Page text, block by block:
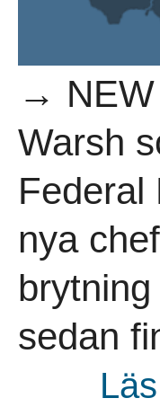
→ NEW
Warsh
Federal
nya
sedan